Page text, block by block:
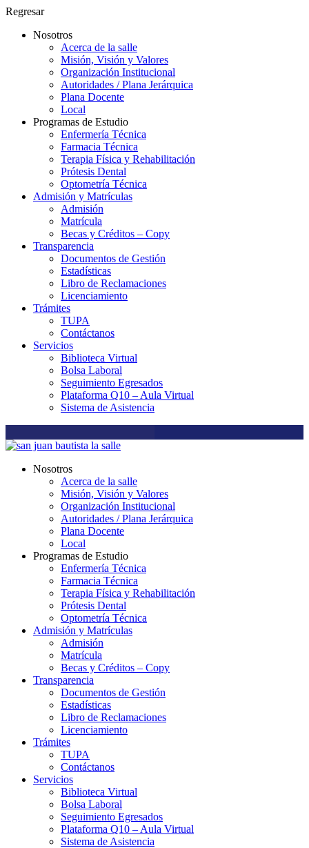
Regresar
Nosotros
Acerca de la salle
Misión, Visión y Valores
Organización Institucional
Autoridades / Plana Jerárquica
Plana Docente
Local
Programas de Estudio
Enfermería Técnica
Farmacia Técnica
Terapia Física y Rehabilitación
Prótesis Dental
Optometría Técnica
Admisión y Matrículas
Admisión
Matrícula
Becas y Créditos – Copy
Transparencia
Documentos de Gestión
Estadísticas
Libro de Reclamaciones
Licenciamiento
Trámites
TUPA
Contáctanos
Servicios
Biblioteca Virtual
Bolsa Laboral
Seguimiento Egresados
Plataforma Q10 – Aula Virtual
Sistema de Asistencia
Nosotros
Acerca de la salle
Misión, Visión y Valores
Organización Institucional
Autoridades / Plana Jerárquica
Plana Docente
Local
Programas de Estudio
Enfermería Técnica
Farmacia Técnica
Terapia Física y Rehabilitación
Prótesis Dental
Optometría Técnica
Admisión y Matrículas
Admisión
Matrícula
Becas y Créditos – Copy
Transparencia
Documentos de Gestión
Estadísticas
Libro de Reclamaciones
Licenciamiento
Trámites
TUPA
Contáctanos
Servicios
Biblioteca Virtual
Bolsa Laboral
Seguimiento Egresados
Plataforma Q10 – Aula Virtual
Sistema de Asistencia